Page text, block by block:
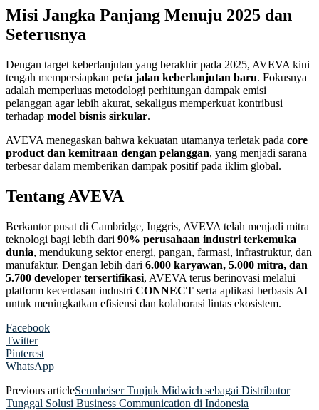
Misi Jangka Panjang Menuju 2025 dan
Seterusnya
Dengan target keberlanjutan yang berakhir pada 2025, AVEVA kini
tengah mempersiapkan peta jalan keberlanjutan baru. Fokusnya
adalah memperluas metodologi perhitungan dampak emisi
pelanggan agar lebih akurat, sekaligus memperkuat kontribusi
terhadap model bisnis sirkular.
AVEVA menegaskan bahwa kekuatan utamanya terletak pada core
product dan kemitraan dengan pelanggan, yang menjadi sarana
terbesar dalam memberikan dampak positif pada iklim global.
Tentang AVEVA
Berkantor pusat di Cambridge, Inggris, AVEVA telah menjadi mitra
teknologi bagi lebih dari 90% perusahaan industri terkemuka
dunia, mendukung sektor energi, pangan, farmasi, infrastruktur, dan
manufaktur. Dengan lebih dari 6.000 karyawan, 5.000 mitra, dan
5.700 developer tersertifikasi, AVEVA terus berinovasi melalui
platform kecerdasan industri CONNECT serta aplikasi berbasis AI
untuk meningkatkan efisiensi dan kolaborasi lintas ekosistem.
Facebook
Twitter
Pinterest
WhatsApp
Previous articleSennheiser Tunjuk Midwich sebagai Distributor
Tunggal Solusi Business Communication di Indonesia